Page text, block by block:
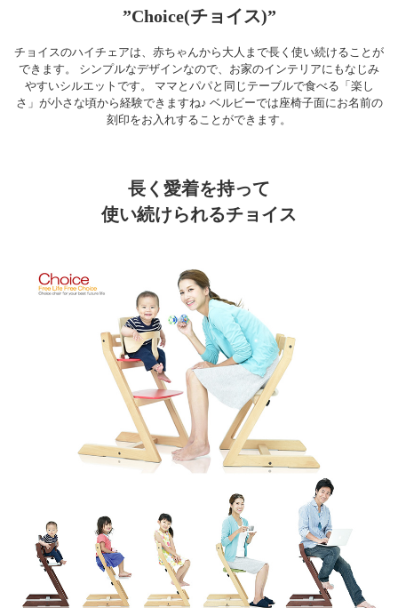
”Choice(チョイス)”
チョイスのハイチェアは、赤ちゃんから大人まで長く使い続けることが
できます。 シンプルなデザインなので、お家のインテリアにもなじみ
やすいシルエットです。 ママとパパと同じテーブルで食べる「楽し
さ」が小さな頃から経験できますね♪ ベルビーでは座椅子面にお名前の
刻印をお入れすることができます。
長く愛着を持って
使い続けられるチョイス